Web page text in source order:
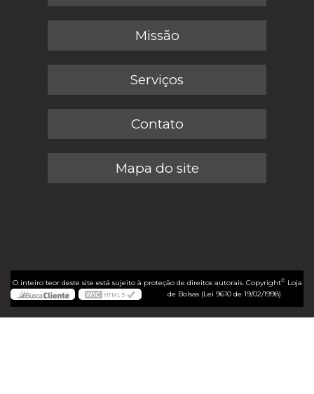
Missão
Serviços
Contato
Mapa do site
O inteiro teor deste site está sujeito à proteção de direitos autorais. Copyright©Loja
de Bolsas (Lei 9610 de 19/02/1998)